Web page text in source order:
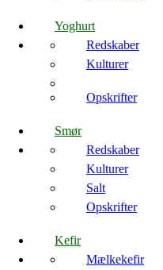
Yoghurt
Redskaber
Kulturer
Opskrifter
Smør
Redskaber
Kulturer
Salt
Opskrifter
Kefir
Mælkekefir